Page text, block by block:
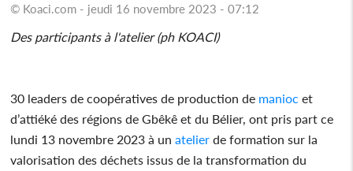
© Koaci.com - jeudi 16 novembre 2023 - 07:12
Des participants à l'atelier (ph KOACI)
30 leaders de coopératives de production de manioc et
d’attiéké des régions de Gbêkê et du Bélier, ont pris part ce
lundi 13 novembre 2023 à un atelier de formation sur la
valorisation des déchets issus de la transformation du